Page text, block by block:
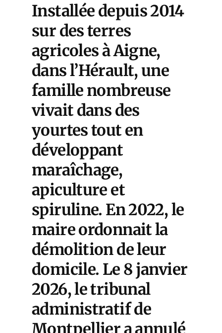
Installée depuis 2014
sur des terres
agricoles à Aigne,
dans l’Hérault, une
famille nombreuse
vivait dans des
yourtes tout en
développant
maraîchage,
apiculture et
spiruline. En 2022, le
maire ordonnait la
démolition de leur
domicile. Le 8 janvier
2026, le tribunal
administratif de
Montpellier a annulé